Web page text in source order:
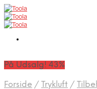
På Udsalg! 43%
Forside / Trykluft /